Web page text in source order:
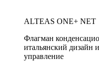
ALTEAS ONE+ NET
Флагман
итальянский дизайн
управление